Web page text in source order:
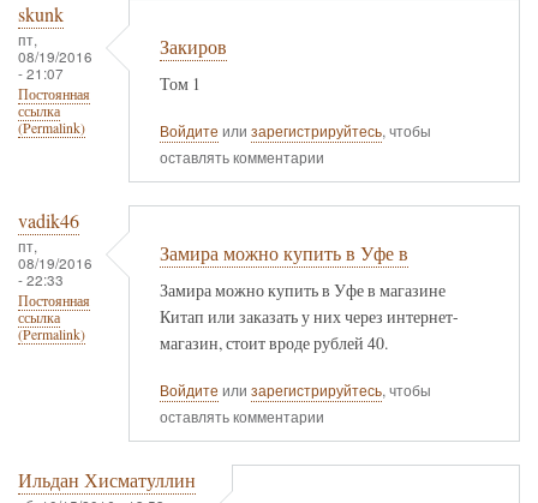
skunk
пт,
08/19/2016
- 21:07
Постоянная
ссылка
(Permalink)
Закиров
Том 1
Войдите или зарегистрируйтесь, чтобы
оставлять комментарии
vadik46
пт,
08/19/2016
- 22:33
Постоянная
ссылка
(Permalink)
Замира можно купить в Уфе в
Замира можно купить в Уфе в магазине
Китап или заказать у них через интернет-
магазин, стоит вроде рублей 40.
Войдите или зарегистрируйтесь, чтобы
оставлять комментарии
Ильдан Хисматуллин